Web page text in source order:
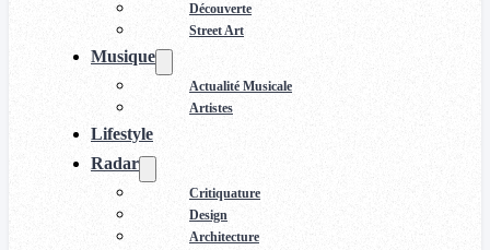
Découverte
Street Art
Musique
Actualité Musicale
Artistes
Lifestyle
Radar
Critiquature
Design
Architecture